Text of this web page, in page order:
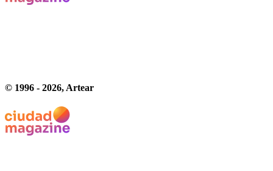
© 1996 - 2026, Artear